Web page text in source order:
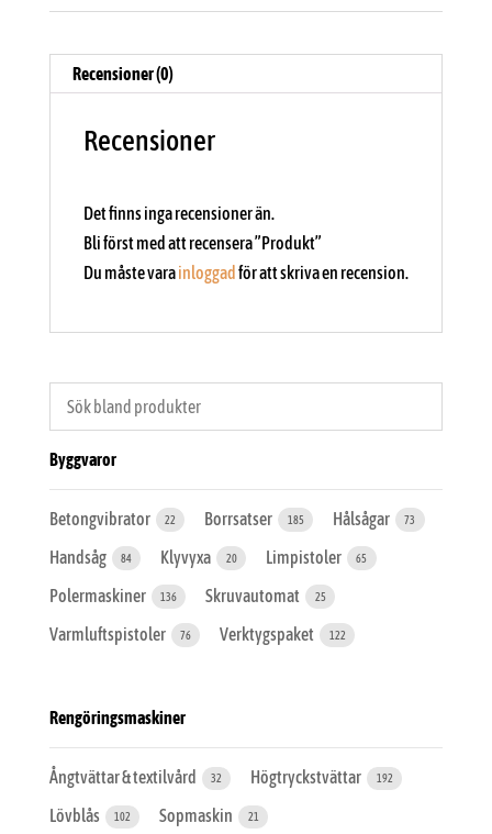
Recensioner (0)
Recensioner
Det finns inga recensioner än.
Bli först med att recensera ”Produkt”
Du måste varainloggad för att skriva en recension.
Byggvaror
Betongvibrator 22 Borrsatser 185 Hålsågar 73
Handsåg 84 Klyvyxa 20 Limpistoler 65
Polermaskiner 136 Skruvautomat 25
Varmluftspistoler 76 Verktygspaket 122
Rengöringsmaskiner
Ångtvättar & textilvård 32 Högtryckstvättar 192
Lövblås 102 Sopmaskin 21